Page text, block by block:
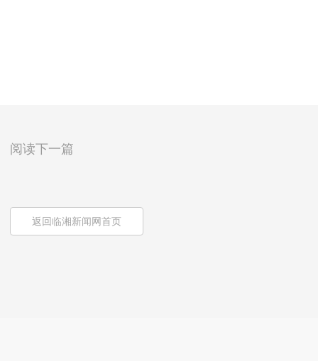
阅读下一篇
返回临湘新闻网首页